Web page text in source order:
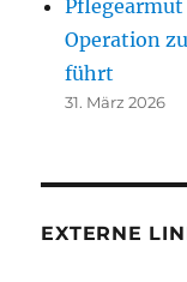
Operation
führt
31. März 2026
EXTERNE